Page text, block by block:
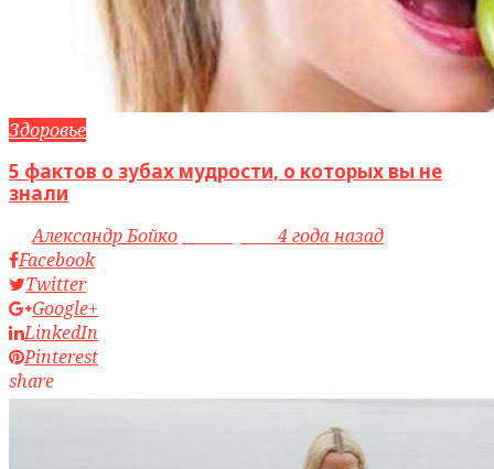
Здоровье
5 фактов о зубах мудрости, о которых вы не
знали
byАлександр Бойко
4 года назад
Facebook
Twitter
Google+
LinkedIn
Pinterest
share